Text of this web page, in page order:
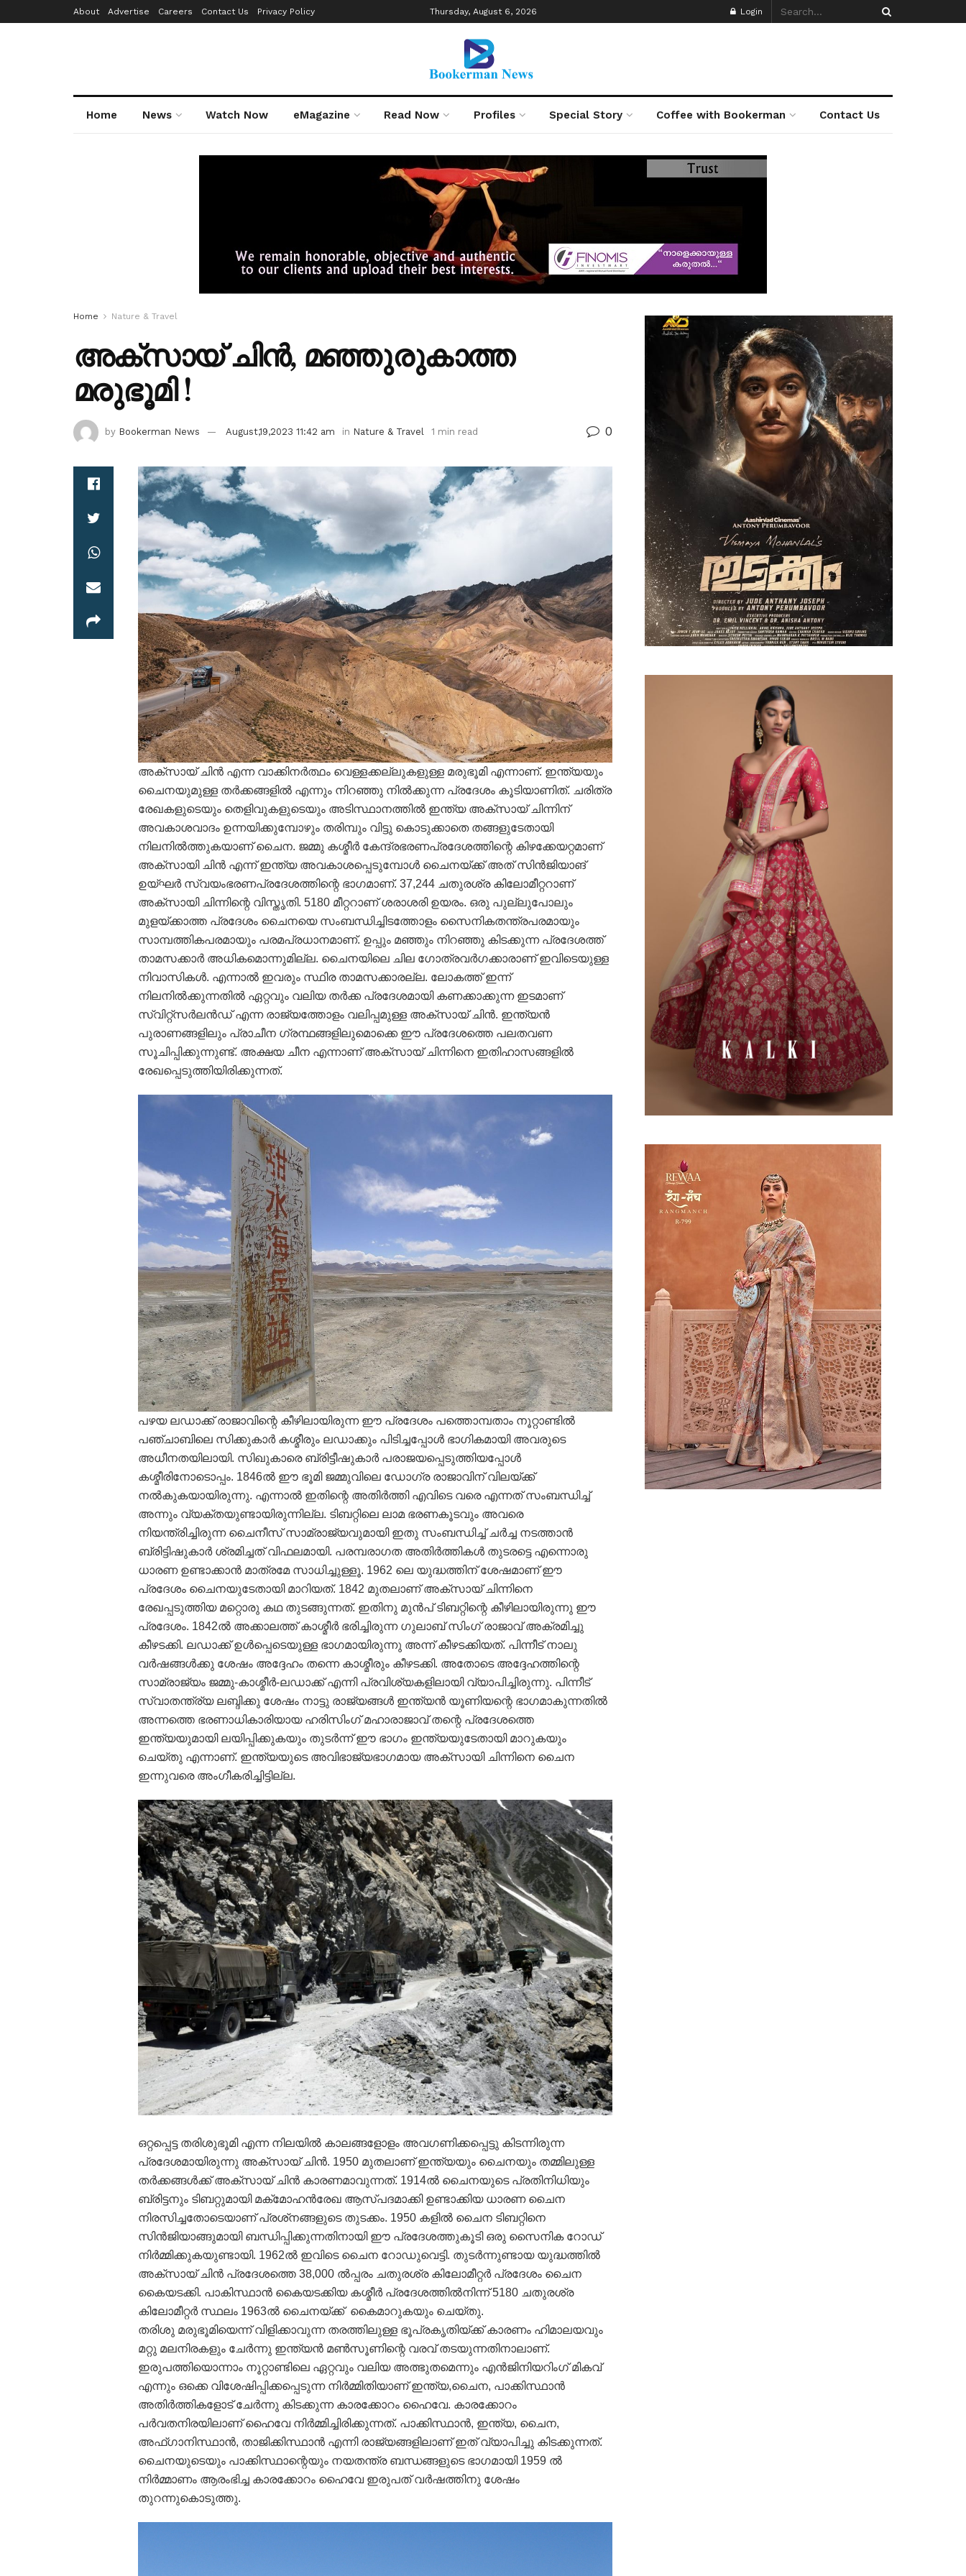
About Advertise Careers Contact Us Privacy Policy Thursday, August 6, 2026 Login
Home News Watch Now eMagazine Read Now Profiles Special Story Coffee with Bookerman Contact Us
Home Nature & Travel
അക്‌സായ് ചിന്‍, മഞ്ഞുരുകാത്ത
മരുഭൂമി !
by Bookerman News August,19,2023 11:42 am in Nature & Travel 1 min read 0
അക്‌സായ് ചിന്‍ എന്ന വാക്കിനര്‍ത്ഥം വെള്ളക്കല്ലുകളുള്ള മരുഭൂമി എന്നാണ്. ഇന്ത്യയും
ചൈനയുമുള്ള തര്‍ക്കങ്ങളില്‍ എന്നും നിറഞ്ഞു നില്‍ക്കുന്ന പ്രദേശം കൂടിയാണിത്. ചരിത്ര
രേഖകളുടെയും തെളിവുകളുടെയും അടിസ്ഥാനത്തില്‍ ഇന്ത്യ അക്‌സായ് ചിന്നിന്
അവകാശവാദം ഉന്നയിക്കുമ്പോഴും തരിമ്പും വിട്ടു കൊടുക്കാതെ തങ്ങളുടേതായി
നിലനില്‍ത്തുകയാണ് ചൈന. ജമ്മു കശ്മീര്‍ കേന്ദ്രഭരണപ്രദേശത്തിന്റെ കിഴക്കേയറ്റമാണ്
അക്‌സായി ചിന്‍ എന്ന് ഇന്ത്യ അവകാശപ്പെടുമ്പോള്‍ ചൈനയ്ക്ക് അത് സിന്‍ജിയാങ്
ഉയ്ഘര്‍ സ്വയംഭരണപ്രദേശത്തിന്റെ ഭാഗമാണ്. 37,244 ചതുരശ്ര കിലോമീറ്ററാണ്
അക്‌സായി ചിന്നിന്റെ വിസ്തൃതി. 5180 മീറ്ററാണ് ശരാശരി ഉയരം. ഒരു പുല്ലുപോലും
മുളയ്ക്കാത്ത പ്രദേശം ചൈനയെ സംബന്ധിച്ചിടത്തോളം സൈനികതന്ത്രപരമായും
സാമ്പത്തികപരമായും പരമപ്രധാനമാണ്. ഉപ്പും മഞ്ഞും നിറഞ്ഞു കിടക്കുന്ന പ്രദേശത്ത്
താമസക്കാര്‍ അധികമൊന്നുമില്ല. ചൈനയിലെ ചില ഗോത്രവര്‍ഗക്കാരാണ് ഇവിടെയുള്ള
നിവാസികള്‍. എന്നാല്‍ ഇവരും സ്ഥിര താമസക്കാരല്ല. ലോകത്ത് ഇന്ന്
നിലനില്‍ക്കുന്നതില്‍ ഏറ്റവും വലിയ തര്‍ക്ക പ്രദേശമായി കണക്കാക്കുന്ന ഇടമാണ്
സ്വിറ്റ്‌സര്‍ലന്‍ഡ് എന്ന രാജ്യത്തോളം വലിപ്പമുള്ള അക്‌സായ് ചിന്‍. ഇന്ത്യന്‍
പുരാണങ്ങളിലും പ്രാചീന ഗ്രന്ഥങ്ങളിലുമൊക്കെ ഈ പ്രദേശത്തെ പലതവണ
സൂചിപ്പിക്കുന്നുണ്ട്. അക്ഷയ ചീന എന്നാണ് അക്‌സായ് ചിന്നിനെ ഇതിഹാസങ്ങളില്‍
രേഖപ്പെടുത്തിയിരിക്കുന്നത്.
പഴയ ലഡാക്ക് രാജാവിന്റെ കീഴിലായിരുന്ന ഈ പ്രദേശം പത്തൊമ്പതാം നൂറ്റാണ്ടില്‍
പഞ്ചാബിലെ സിക്കുകാര്‍ കശ്മീരും ലഡാക്കും പിടിച്ചപ്പോള്‍ ഭാഗികമായി അവരുടെ
അധീനതയിലായി. സിഖുകാരെ ബ്രിട്ടീഷുകാര്‍ പരാജയപ്പെടുത്തിയപ്പോള്‍
കശ്മീരിനോടൊപ്പം. 1846ല്‍ ഈ ഭൂമി ജമ്മുവിലെ ഡോഗ്ര രാജാവിന് വിലയ്ക്ക്
നല്‍കുകയായിരുന്നു. എന്നാല്‍ ഇതിന്റെ അതിര്‍ത്തി എവിടെ വരെ എന്നത് സംബന്ധിച്ച്
അന്നും വ്യക്തയുണ്ടായിരുന്നില്ല. ടിബറ്റിലെ ലാമ ഭരണകൂടവും അവരെ
നിയന്ത്രിച്ചിരുന്ന ചൈനീസ് സാമ്രാജ്യവുമായി ഇതു സംബന്ധിച്ച് ചര്‍ച്ച നടത്താന്‍
ബ്രിട്ടിഷുകാര്‍ ശ്രമിച്ചത് വിഫലമായി. പരമ്പരാഗത അതിര്‍ത്തികള്‍ തുടരട്ടെ എന്നൊരു
ധാരണ ഉണ്ടാക്കാന്‍ മാത്രമേ സാധിച്ചുള്ളൂ. 1962 ലെ യുദ്ധത്തിന് ശേഷമാണ് ഈ
പ്രദേശം ചൈനയുടേതായി മാറിയത്. 1842 മുതലാണ് അക്‌സായ് ചിന്നിനെ
രേഖപ്പടുത്തിയ മറ്റൊരു കഥ തുടങ്ങുന്നത്. ഇതിനു മുന്‍പ് ടിബറ്റിന്റെ കീഴിലായിരുന്നു ഈ
പ്രദേശം. 1842ല്‍ അക്കാലത്ത് കാശ്മീര്‍ ഭരിച്ചിരുന്ന ഗുലാബ് സിംഗ് രാജാവ് അക്രമിച്ചു
കീഴടക്കി. ലഡാക്ക് ഉള്‍പ്പെടെയുള്ള ഭാഗമായിരുന്നു അന്ന് കീഴടക്കിയത്. പിന്നീട് നാലു
വര്‍ഷങ്ങള്‍ക്കു ശേഷം അദ്ദേഹം തന്നെ കാശ്മീരും കീഴടക്കി. അതോടെ അദ്ദേഹത്തിന്റെ
സാമ്രാജ്യം ജമ്മു-കാശ്മീര്‍-ലഡാക്ക് എന്നി പ്രവിശ്യകളിലായി വ്യാപിച്ചിരുന്നു. പിന്നീട്
സ്വാതന്ത്ര്യ ലബ്ദിക്കു ശേഷം നാട്ടു രാജ്യങ്ങള്‍ ഇന്ത്യന്‍ യൂണിയന്റെ ഭാഗമാകുന്നതില്‍
അന്നത്തെ ഭരണാധികാരിയായ ഹരിസിംഗ് മഹാരാജാവ് തന്റെ പ്രദേശത്തെ
ഇന്ത്യയുമായി ലയിപ്പിക്കുകയും തുടര്‍ന്ന് ഈ ഭാഗം ഇന്ത്യയുടേതായി മാറുകയും
ചെയ്തു എന്നാണ്. ഇന്ത്യയുടെ അവിഭാജ്യഭാഗമായ അക്‌സായി ചിന്നിനെ ചൈന
ഇന്നുവരെ അംഗീകരിച്ചിട്ടില്ല.
ഒറ്റപ്പെട്ട തരിശുഭൂമി എന്ന നിലയില്‍ കാലങ്ങളോളം അവഗണിക്കപ്പെട്ടു കിടന്നിരുന്ന
പ്രദേശമായിരുന്നു അക്‌സായ് ചിന്‍. 1950 മുതലാണ് ഇന്ത്യയും ചൈനയും തമ്മിലുള്ള
തര്‍ക്കങ്ങള്‍ക്ക് അക്‌സായ് ചിന്‍ കാരണമാവുന്നത്. 1914ല്‍ ചൈനയുടെ പ്രതിനിധിയും
ബ്രിട്ടനും ടിബറ്റുമായി മക്‌മോഹന്‍രേഖ ആസ്പദമാക്കി ഉണ്ടാക്കിയ ധാരണ ചൈന
നിരസിച്ചതോടെയാണ് പ്രശ്‌നങ്ങളുടെ തുടക്കം. 1950 കളില്‍ ചൈന ടിബറ്റിനെ
സിന്‍ജിയാങ്ങുമായി ബന്ധിപ്പിക്കുന്നതിനായി ഈ പ്രദേശത്തുകൂടി ഒരു സൈനിക റോഡ്
നിര്‍മ്മിക്കുകയുണ്ടായി. 1962ല്‍ ഇവിടെ ചൈന റോഡുവെട്ടി. തുടര്‍ന്നുണ്ടായ യുദ്ധത്തില്‍
അക്‌സായ് ചിന്‍ പ്രദേശത്തെ 38,000 ല്‍പ്പരം ചതുരശ്ര കിലോമീറ്റര്‍ പ്രദേശം ചൈന
കൈയടക്കി. പാകിസ്ഥാന്‍ കൈയടക്കിയ കശ്മീര്‍ പ്രദേശത്തില്‍നിന്ന് 5180 ചതുരശ്ര
കിലോമീറ്റര്‍ സ്ഥലം 1963ല്‍ ചൈനയ്ക്ക് കൈമാറുകയും ചെയ്തു.
തരിശു മരുഭൂമിയെന്ന് വിളിക്കാവുന്ന തരത്തിലുള്ള ഭൂപ്രകൃതിയ്ക്ക് കാരണം ഹിമാലയവും
മറ്റു മലനിരകളും ചേര്‍ന്നു ഇന്ത്യന്‍ മണ്‍സൂണിന്റെ വരവ് തടയുന്നതിനാലാണ്.
ഇരുപത്തിയൊന്നാം നൂറ്റാണ്ടിലെ ഏറ്റവും വലിയ അത്ഭുതമെന്നും എന്‍ജിനിയറിംഗ് മികവ്
എന്നും ഒക്കെ വിശേഷിപ്പിക്കപ്പെടുന്ന നിര്‍മ്മിതിയാണ് ഇന്ത്യ,ചൈന, പാക്കിസ്ഥാന്‍
അതിര്‍ത്തികളോട് ചേര്‍ന്നു കിടക്കുന്ന കാരക്കോറം ഹൈവേ. കാരക്കോറം
പര്‍വതനിരയിലാണ് ഹൈവേ നിര്‍മ്മിച്ചിരിക്കുന്നത്. പാക്കിസ്ഥാന്‍, ഇന്ത്യ, ചൈന,
അഫ്ഗാനിസ്ഥാന്‍, താജിക്കിസ്ഥാന്‍ എന്നി രാജ്യങ്ങളിലാണ് ഇത് വ്യാപിച്ചു കിടക്കുന്നത്.
ചൈനയുടെയും പാക്കിസ്ഥാന്റെയും നയതന്ത്ര ബന്ധങ്ങളുടെ ഭാഗമായി 1959 ല്‍
നിര്‍മ്മാണം ആരംഭിച്ച കാരക്കോറം ഹൈവേ ഇരുപത് വര്‍ഷത്തിനു ശേഷം
തുറന്നുകൊടുത്തു.